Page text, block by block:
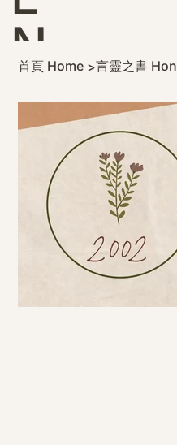
N
D
首頁 Home >言靈之書 Hon